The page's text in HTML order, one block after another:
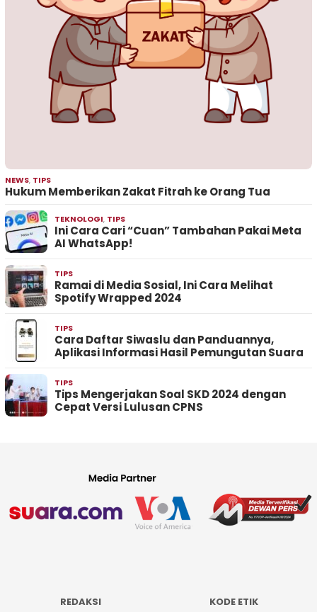
NEWS, TIPS
Hukum Memberikan Zakat Fitrah ke Orang Tua
TEKNOLOGI, TIPS
Ini Cara Cari “Cuan” Tambahan Pakai Meta
AI WhatsApp!
TIPS
Ramai di Media Sosial, Ini Cara Melihat
Spotify Wrapped 2024
TIPS
Cara Daftar Siwaslu dan Panduannya,
Aplikasi Informasi Hasil Pemungutan Suara
TIPS
Tips Mengerjakan Soal SKD 2024 dengan
Cepat Versi Lulusan CPNS
REDAKSI KODE ETIK